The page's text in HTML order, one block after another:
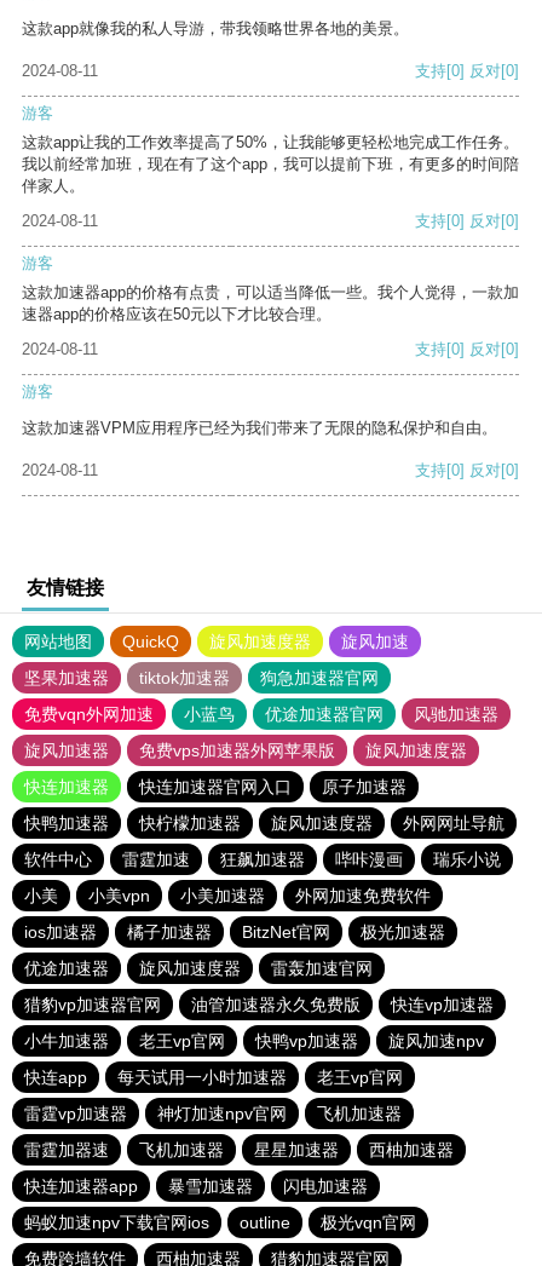
这款app就像我的私人导游，带我领略世界各地的美景。
2024-08-11 支持[0] 反对[0]
游客
这款app让我的工作效率提高了50%，让我能够更轻松地完成工作任务。
我以前经常加班，现在有了这个app，我可以提前下班，有更多的时间陪
伴家人。
2024-08-11
支持[0] 反对[0]
游客
这款加速器app的价格有点贵，可以适当降低一些。我个人觉得，一款加
速器app的价格应该在50元以下才比较合理。
2024-08-11
支持[0] 反对[0]
游客
这款加速器VPM应用程序已经为我们带来了无限的隐私保护和自由。
2024-08-11 支持[0] 反对[0]
友情链接
网站地图 QuickQ 旋风加速度器
旋风加速
坚果加速器
tiktok加速器
狗急加速器官网
免费vqn外网加速
小蓝鸟 优途加速器官网
风驰加速器
旋风加速器
免费vps加速器外网苹果版
旋风加速度器
快连加速器
快连加速器官网入口
原子加速器
快鸭加速器
快柠檬加速器 旋风加速度器
外网网址导航
软件中心
雷霆加速 狂飙加速器 哔咔漫画
瑞乐小说
小美
小美vpn 小美加速器
外网加速免费软件
ios加速器
橘子加速器 BitzNet官网
极光加速器
优途加速器
旋风加速度器
雷轰加速官网
猎豹vp加速器官网
油管加速器永久免费版
快连vp加速器
小牛加速器
老王vp官网 快鸭vp加速器
旋风加速npv
快连app
每天试用一小时加速器
老王vp官网
雷霆vp加速器
神灯加速npv官网
飞机加速器
雷霆加器速
飞机加速器 星星加速器
西柚加速器
快连加速器app
暴雪加速器
闪电加速器
蚂蚁加速npv下载官网ios
outline
极光vqn官网
免费跨墙软件
西柚加速器 猎豹加速器官网